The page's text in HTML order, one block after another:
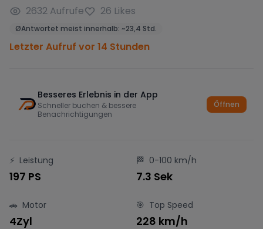
2632 Aufrufe 26 Likes
ØAntwortet meist innerhalb: ~23,4 Std.
Letzter Aufruf vor 14 Stunden
Besseres Erlebnis in der App
Schneller buchen & bessere
Benachrichtigungen
Öffnen
⚡ Leistung
197 PS
🏁 0-100 km/h
7.3 Sek
🚗 Motor
4Zyl
🎯 Top Speed
228 km/h